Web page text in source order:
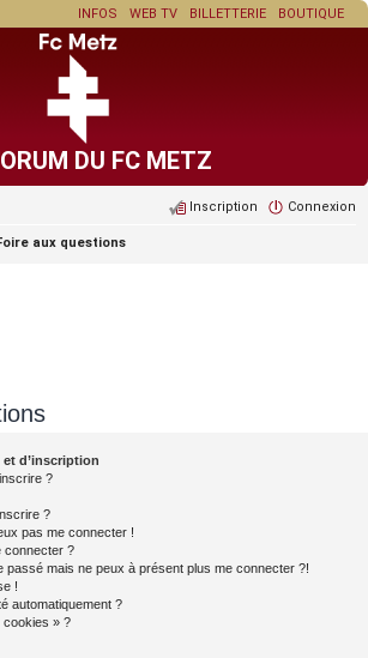
BOUTIQUE
BILLETTERIE
WEB TV
INFOS
DU FC METZ
Connexion
Inscription
aux questions
d’inscription
?
?
pas me connecter !
connecter ?
passé mais ne peux à présent plus me connecter ?!
!
automatiquement ?
cookies » ?